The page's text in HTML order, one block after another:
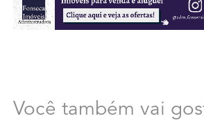
Você também vai